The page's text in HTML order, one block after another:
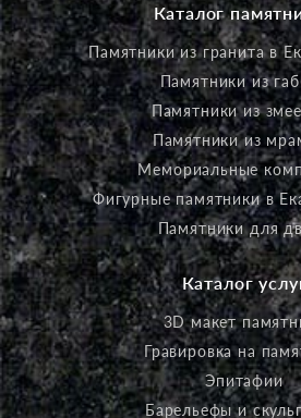
Каталог
Памятники из гранита в
Памятники из
Памятники из
Памятники из
Мемориальные
Фигурные памятники в
Памятники для
Каталог
3D макет
Гравировка на
Эпитафии
Барельефы и